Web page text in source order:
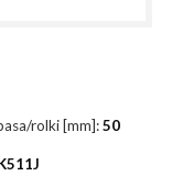
rolki [mm]:50